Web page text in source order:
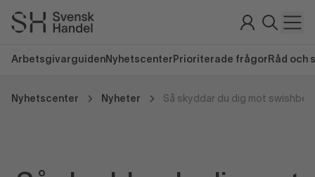
Arbetsgivarguiden Nyhetscenter Prioriterade frågor Råd och
Nyhetscenter Nyheter Så skyddar du dig mot